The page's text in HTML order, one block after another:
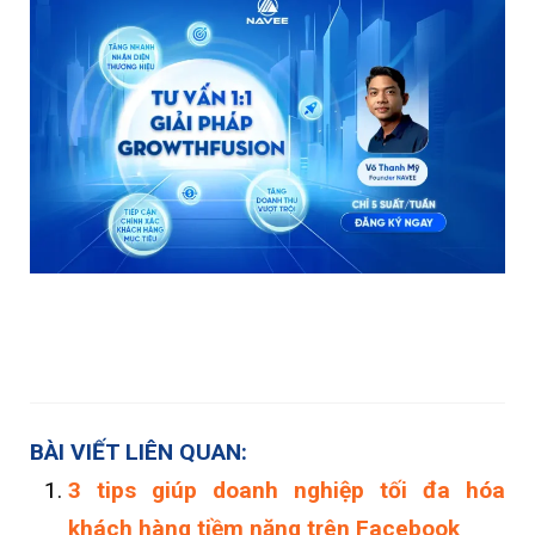
BÀI VIẾT LIÊN QUAN:
3 tips giúp doanh nghiệp tối đa hóa
khách hàng tiềm năng trên Facebook